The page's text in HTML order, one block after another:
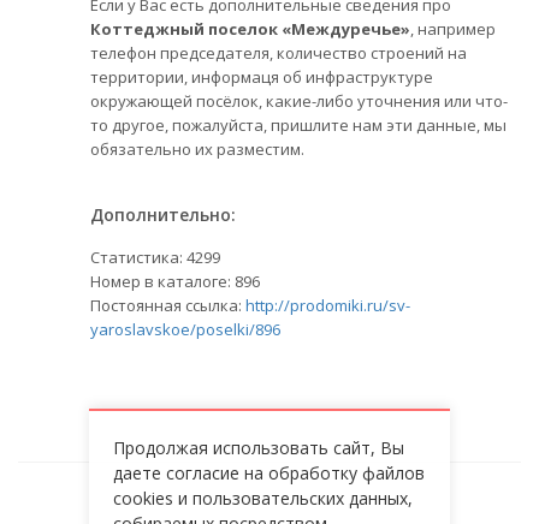
Если у Вас есть дополнительные сведения про
Коттеджный поселок «Междуречье», например
телефон председателя, количество строений на
территории, информаця об инфраструктуре
окружающей посёлок, какие-либо уточнения или что-
то другое, пожалуйста, пришлите нам эти данные, мы
обязательно их разместим.
Дополнительно:
Статистика: 4299
Номер в каталоге: 896
Постоянная ссылка: http://prodomiki.ru/sv-
yaroslavskoe/poselki/896
Продолжая использовать сайт, Вы
даете согласие на обработку файлов
cookies и пользовательских данных,